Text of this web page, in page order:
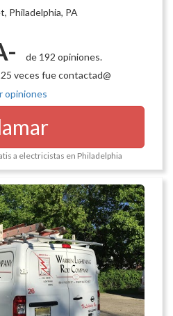
Philadelphia, PA
de 192 opiniones.
25 veces fue contactad@
opiniones
a electricistas en Philadelphia